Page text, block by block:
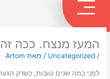
לתוכן
המעז מנצח. ככה זה
/
Uncategorized / מאת Artom
לפני כמה שנים טובות, כשרק